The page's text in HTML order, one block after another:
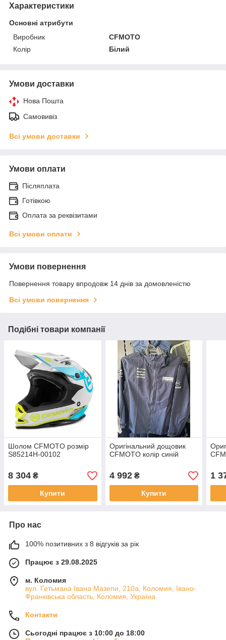
Характеристики
Основні атрибути
Виробник
CFMOTO
Колір
Білий
Умови доставки
Нова Пошта
Самовивіз
Всі умови доставки
Умови оплати
Післяплата
Готівкою
Оплата за реквізитами
Всі умови оплати
Умови повернення
Повернення товару впродовж 14 днів за домовленістю
Всі умови повернення
Подібні товари компанії
Шолом CFMOTO розмір
S85214H-00102
8 304 ₴
Купити
Оригінальний дощовик
CFMOTO колір синій
4 992₴
Купити
1
Про нас
100% позитивних з 8 відгуків за рік
Працює з 29.08.2025
м. Коломия
вул. Гетьмана Івана Мазепи, 210а, Коломия, Івано-
Франківська область, Коломия, Україна
Контакти
Сьогодні працює з 10:00 до 18:00